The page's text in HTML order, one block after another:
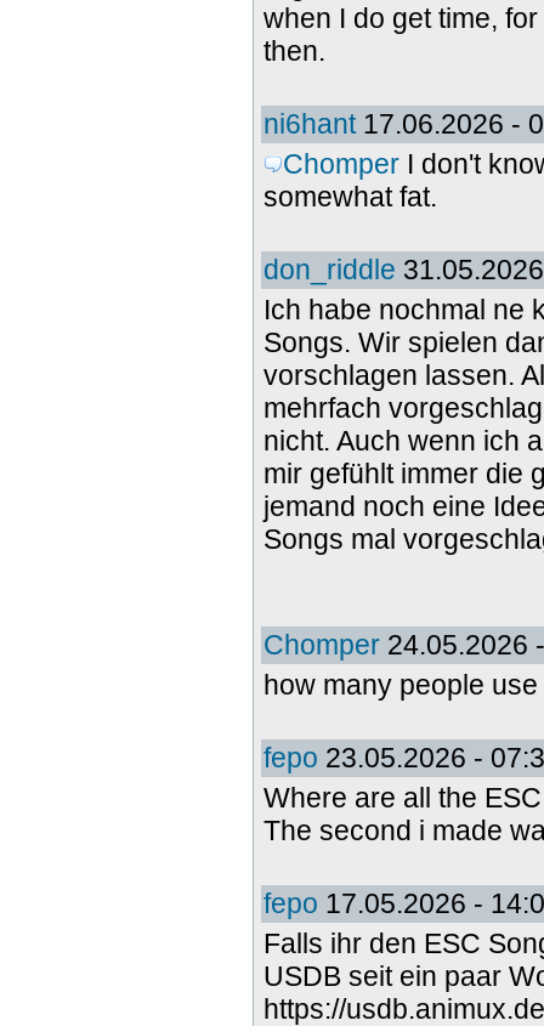
when I do get time,
then.
ni6hant17.06.2026 -
Chomper I don't
somewhat fat.
don_riddle
Ich habe nochmal ne
Songs. Wir spielen
vorschlagen lassen.
mehrfach
nicht. Auch wenn ich
mir gefühlt immer die
jemand noch eine
Songs mal
Chomper 24.05.2026
how many people
fepo 23.05.2026 -
Where are all the
The second i made
fepo 17.05.2026 -
Falls ihr den ESC
USDB seit ein paar
https://